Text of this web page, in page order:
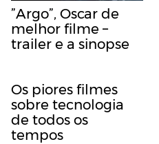
”Argo”, Oscar de
melhor filme –
trailer e a sinopse
Os piores filmes
sobre tecnologia
de todos os
tempos